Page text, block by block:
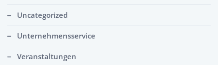
Uncategorized
Unternehmensservice
Veranstaltungen